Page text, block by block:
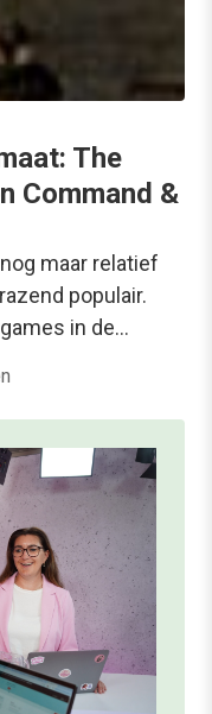
The
Command &
maar relatief
populair.
in de…